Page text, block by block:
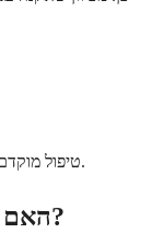
טיפול מוקדם יכול לעזור להפחית את הסיכון לנזק עור לטווח ארוך.
האם ניתן לקבל טיפול לבקנה באינטרנט?